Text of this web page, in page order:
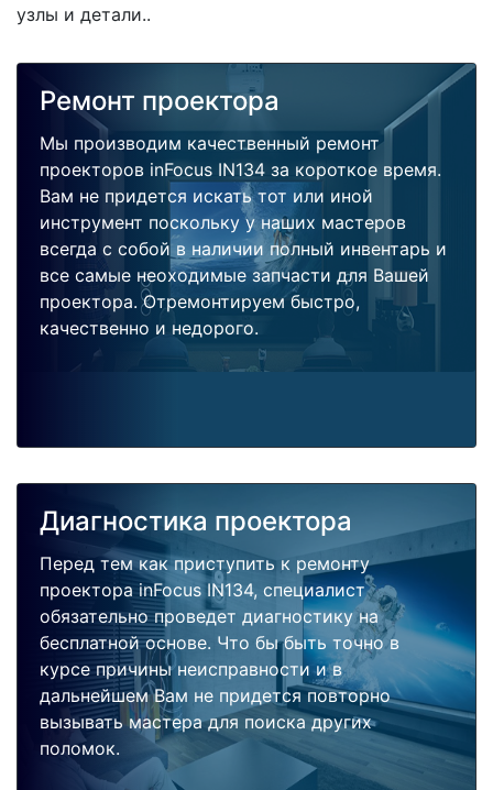
узлы и детали..
Ремонт проектора
Мы производим качественный ремонт
проекторов inFocus IN134 за короткое время.
Вам не придется искать тот или иной
инструмент поскольку у наших мастеров
всегда с собой в наличии полный инвентарь и
все самые неоходимые запчасти для Вашей
проектора. Отремонтируем быстро,
качественно и недорого.
Диагностика проектора
Перед тем как приступить к ремонту
проектора inFocus IN134, специалист
обязательно проведет диагностику на
бесплатной основе. Что бы быть точно в
курсе причины неисправности и в
дальнейшем Вам не придется повторно
вызывать мастера для поиска других
поломок.